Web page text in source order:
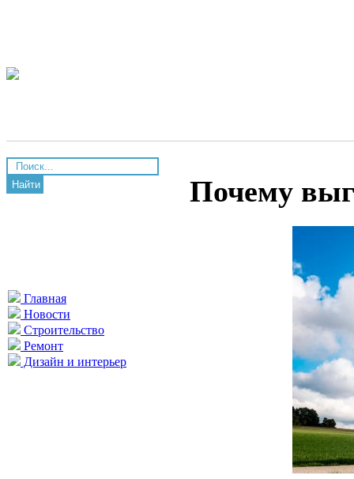
Найти
Главная
Новости
Строительство
Ремонт
Дизайн и интерьер
Почему